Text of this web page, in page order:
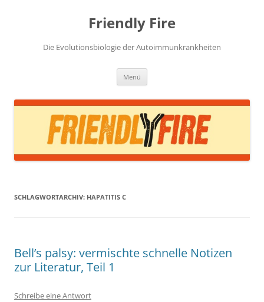
Friendly Fire
Die Evolutionsbiologie der Autoimmunkrankheiten
Menü
SCHLAGWORTARCHIV: HAPATITIS C
Bell’s palsy: vermischte schnelle Notizen
zur Literatur, Teil 1
Schreibe eine Antwort